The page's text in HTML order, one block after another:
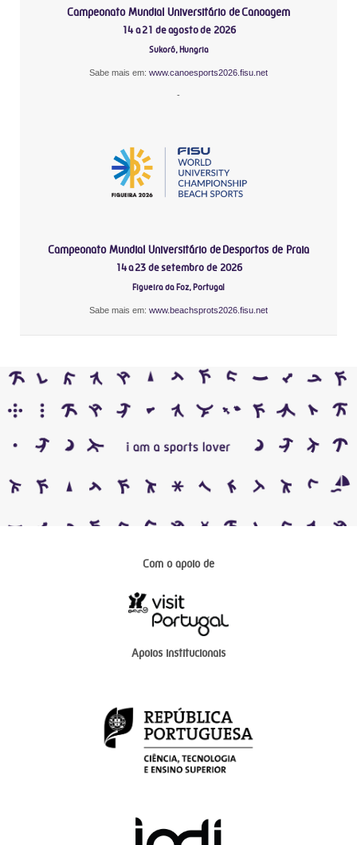
Campeonato Mundial Universitário de Canoagem
14 a 21 de agosto de 2026
Sukoró, Hungria
Sabe mais em: www.canoesports2026.fisu.net
-
Campeonato Mundial Universitário de Desportos de Praia
14 a 23 de setembro de 2026
Figueira da Foz, Portugal
Sabe mais em: www.beachsprots2026.fisu.net
Com o apoio de
Apoios institucionais